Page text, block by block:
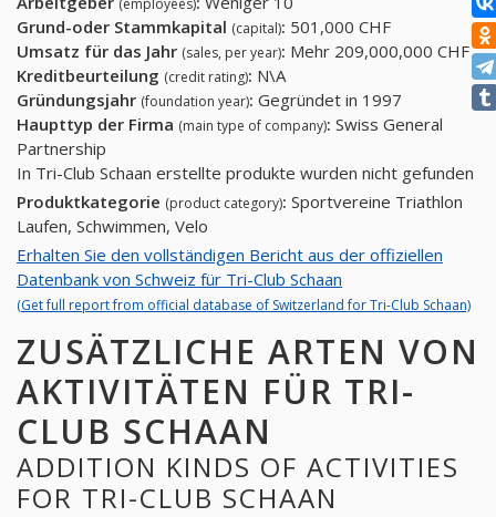
(employees)
Grund-oder Stammkapital (capital): 501,000 CHF
Umsatz für das Jahr (sales, per year): Mehr 209,000,000 CHF
Kreditbeurteilung (credit rating): N\A
Gründungsjahr (foundation year): Gegründet in 1997
Haupttyp der Firma (main type of company): Swiss General
Partnership
In Tri-Club Schaan erstellte produkte wurden nicht gefunden
Produktkategorie (product category): Sportvereine Triathlon
Laufen, Schwimmen, Velo
Erhalten Sie den vollständigen Bericht aus der offiziellen
Datenbank von Schweiz für Tri-Club Schaan
(Get full report from official database of Switzerland for Tri-Club Schaan)
ZUSÄTZLICHE ARTEN VON
AKTIVITÄTEN FÜR TRI-
CLUB SCHAAN
ADDITION KINDS OF ACTIVITIES
FOR TRI-CLUB SCHAAN